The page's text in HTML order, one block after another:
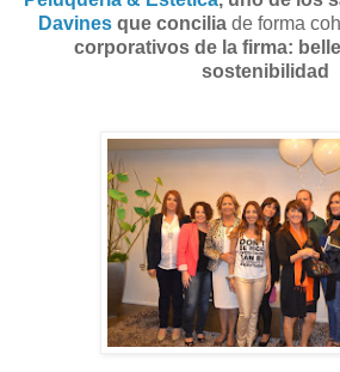
Davines que concilia de forma
corporativos de la firma:
sostenibilidad